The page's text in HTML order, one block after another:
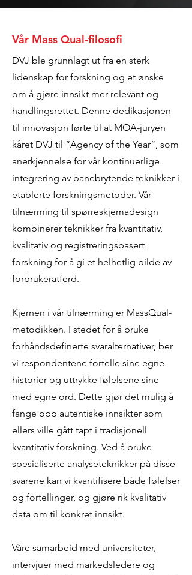
Vår Mass Qual-filosofi
DVJ ble grunnlagt ut fra en sterk
lidenskap for forskning og et ønske
om å gjøre innsikt mer relevant og
handlingsrettet. Denne dedikasjonen
til innovasjon førte til at MOA-juryen
kåret DVJ til “Agency of the Year”, som
anerkjennelse for vår kontinuerlige
integrering av banebrytende teknikker i
etablerte forskningsmetoder. Vår
tilnærming til spørreskjemadesign
kombinerer teknikker fra kvantitativ,
kvalitativ og registreringsbasert
forskning for å gi et helhetlig bilde av
forbrukeratferd.
Kjernen i vår tilnærming er MassQual-
metodikken. I stedet for å bruke
forhåndsdefinerte svaralternativer, ber
vi respondentene fortelle sine egne
historier og uttrykke følelsene sine
med egne ord. Dette gjør det mulig å
fange opp autentiske innsikter som
ellers ville gått tapt i tradisjonell
kvantitativ forskning. Ved å bruke
spesialiserte analyseteknikker på disse
svarene kan vi kvantifisere både følelser
og fortellinger, og gjøre rik kvalitativ
data om til konkret innsikt.
Våre samarbeid med universiteter,
intervjuer med markedsledere og